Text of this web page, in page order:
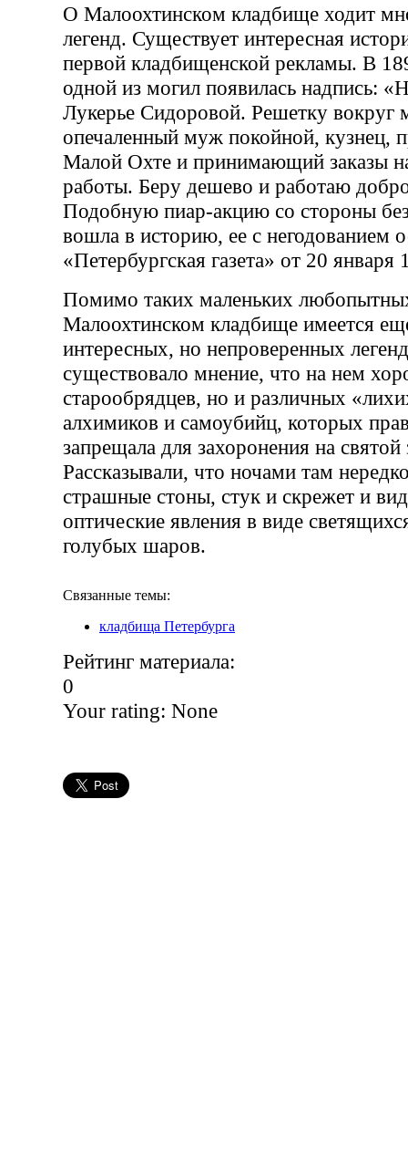
О Малоохтинском кладбище ходит
легенд. Существует интересная
первой кладбищенской рекламы. В
одной из могил появилась надпись:
Лукерье Сидоровой. Решетку вокруг
опечаленный муж покойной, кузнец,
Малой Охте и принимающий заказы
работы. Беру дешево и работаю
Подобную пиар-акцию со стороны
вошла в историю, ее с негодованием
«Петербургская газета» от 20 января
Помимо таких маленьких
Малоохтинском кладбище имеется
интересных, но непроверенных
существовало мнение, что на нем
старообрядцев, но и различных
алхимиков и самоубийц, которых
запрещала для захоронения на святой
Рассказывали, что ночами там
страшные стоны, стук и скрежет и
оптические явления в виде
голубых шаров.
Связанные темы:
кладбища Петербурга
Рейтинг материала:
0
Your rating: None